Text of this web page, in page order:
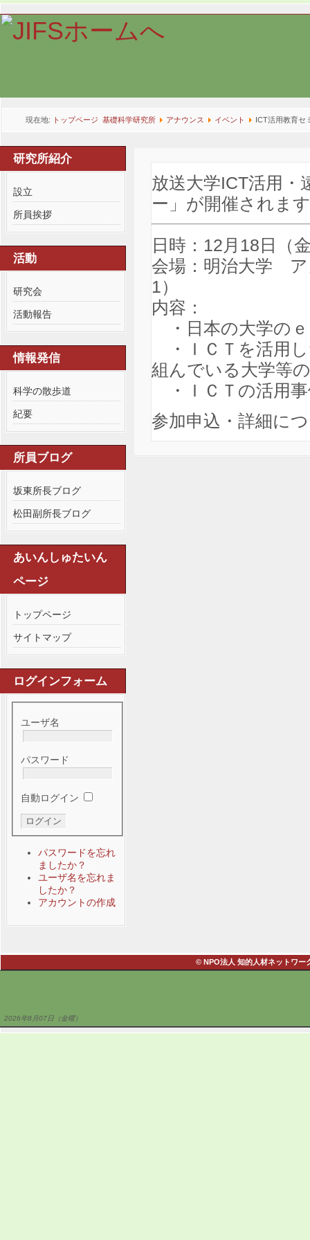
現在地: トップページ 基礎科学研究所 アナウンス イベント ICT活用教育セ
研究所紹介
設立
所員挨拶
活動
研究会
活動報告
情報発信
科学の散歩道
紀要
所員ブログ
坂東所長ブログ
松田副所長ブログ
あいんしゅたいん
ページ
トップページ
サイトマップ
ログインフォーム
ユーザ名
パスワード
自動ログイン
パスワードを忘れ
ましたか？
ユーザ名を忘れま
したか？
アカウントの作成
放送大学ICT活用・
ー」が開催されま
日時：12月18日（
会場：明治大学 ア
1）
内容：
・日本の大学の
・ＩＣＴを活用し
組んでいる大学等
・ＩＣＴの活用
参加申込・詳細に
© NPO法人 知的人材ネットワ
2026年8月07日（金曜）